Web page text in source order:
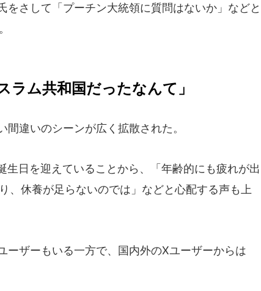
さして「プーチン大統領に質問はないか」などと
ラム共和国だったなんて」
違いのシーンが広く拡散された。
日を迎えていることから、「年齢的にも疲れが出
、休養が足らないのでは」などと心配する声も上
ザーもいる一方で、国内外のXユーザーからは